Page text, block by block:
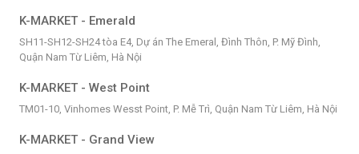
K-MARKET - Emerald
SH11-SH12-SH24 tòa E4, Dự án The Emeral, Đình Thôn, P. Mỹ Đình,
Quận Nam Từ Liêm, Hà Nội
K-MARKET - West Point
TM01-10, Vinhomes Wesst Point, P. Mễ Trì, Quận Nam Từ Liêm, Hà Nội
K-MARKET - Grand View